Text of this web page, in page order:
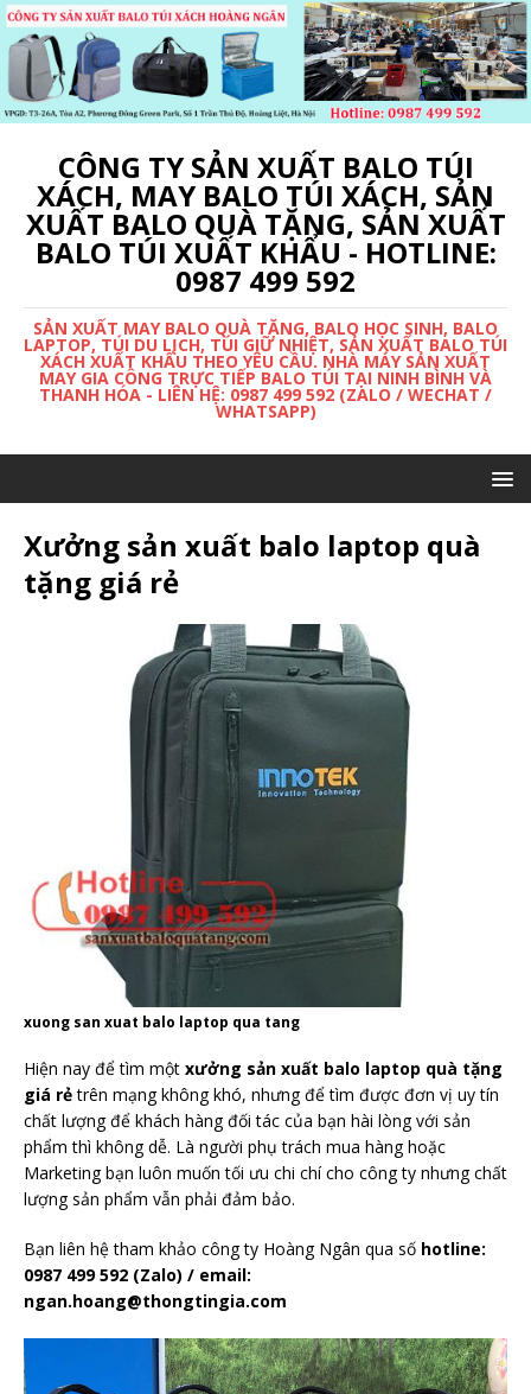
CÔNG TY SẢN XUẤT BALO TÚI
XÁCH, MAY BALO TÚI XÁCH, SẢN
XUẤT BALO QUÀ TẶNG, SẢN XUẤT
BALO TÚI XUẤT KHẨU - HOTLINE:
0987 499 592
SẢN XUẤT MAY BALO QUÀ TẶNG, BALO HỌC SINH, BALO
LAPTOP, TÚI DU LỊCH, TÚI GIỮ NHIỆT, SẢN XUẤT BALO TÚI
XÁCH XUẤT KHẨU THEO YÊU CẦU. NHÀ MÁY SẢN XUẤT
MAY GIA CÔNG TRỰC TIẾP BALO TÚI TẠI NINH BÌNH VÀ
THANH HÓA - LIÊN HỆ: 0987 499 592 (ZALO / WECHAT /
WHATSAPP)
Xưởng sản xuất balo laptop quà
tặng giá rẻ
xuong san xuat balo laptop qua tang
Hiện nay để tìm một xưởng sản xuất balo laptop quà tặng
giá rẻtrên mạng không khó, nhưng để tìm được đơn vị uy tín
chất lượng để khách hàng đối tác của bạn hài lòng với sản
phẩm thì không dễ. Là người phụ trách mua hàng hoặc
Marketing bạn luôn muốn tối ưu chi chí cho công ty nhưng chất
lượng sản phẩm vẫn phải đảm bảo.
Bạn liên hệ tham khảo công ty Hoàng Ngân qua số hotline:
0987 499 592 (Zalo) / email:
ngan.hoang@thongtingia.com